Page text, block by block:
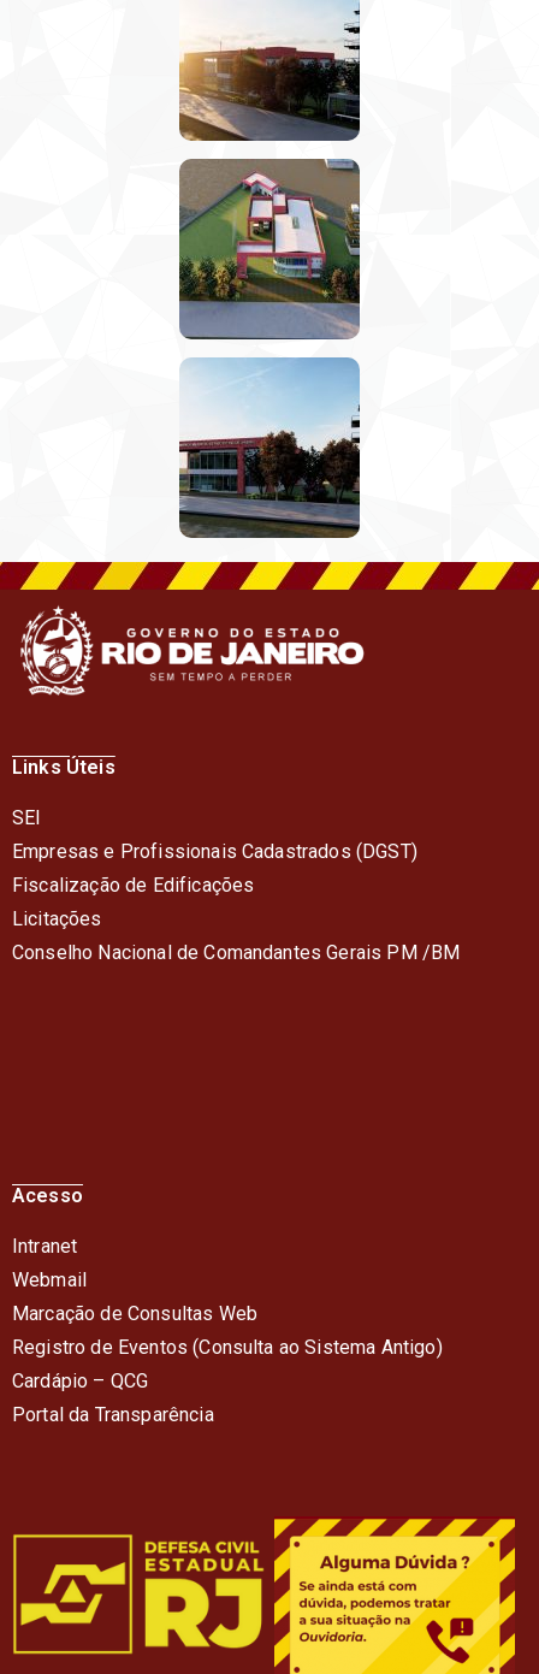
Links Úteis
SEI
Empresas e Profissionais Cadastrados (DGST)
Fiscalização de Edificações
Licitações
Conselho Nacional de Comandantes Gerais PM /BM
Acesso
Intranet
Webmail
Marcação de Consultas Web
Registro de Eventos (Consulta ao Sistema Antigo)
Cardápio – QCG
Portal da Transparência